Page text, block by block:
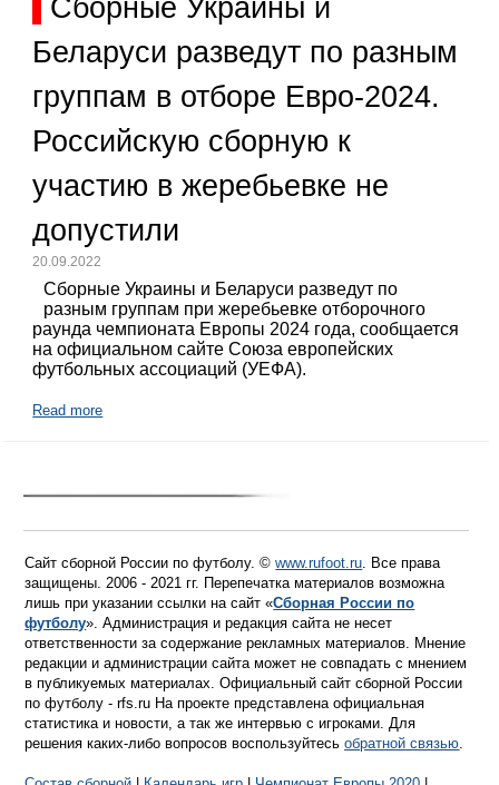
Сборные Украины и
Беларуси разведут по разным
группам в отборе Евро-2024.
Российскую сборную к
участию в жеребьевке не
допустили
20.09.2022
Сборные Украины и Беларуси разведут по
разным группам при жеребьевке отборочного
раунда чемпионата Европы 2024 года, сообщается
на официальном сайте Союза европейских
футбольных ассоциаций (УЕФА).
Read more
Сайт сборной России по футболу. ©www.rufoot.ru. Все права
защищены. 2006 - 2021 гг. Перепечатка материалов возможна
лишь при указании ссылки на сайт «Сборная России по
футболу». Администрация и редакция сайта не несет
ответственности за содержание рекламных материалов. Мнение
редакции и администрации сайта может не совпадать с мнением
в публикуемых материалах. Официальный сайт сборной России
по футболу - rfs.ru На проекте представлена официальная
статистика и новости, а так же интервью с игроками. Для
решения каких-либо вопросов воспользуйтесьобратной связью.